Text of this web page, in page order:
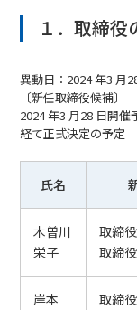
１．取締役
異動日：2024 年3 月
〔新任取締役候補〕
2024 年3 月28 日開
経て正式決定の予定
氏名
木曽川
栄子
取締
取締役
岸本
取締